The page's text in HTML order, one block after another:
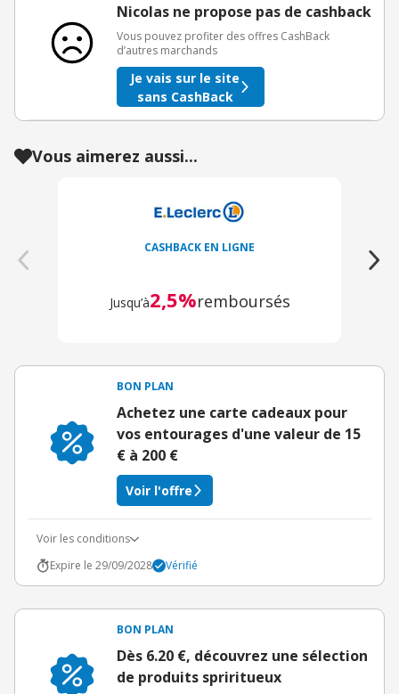
Nicolas ne propose pas de cashback
Vous pouvez profiter des offres CashBack
d’autres marchands
Je vais sur le site
sans CashBack
Vous aimerez aussi...
CASHBACK EN LIGNE
Jusqu’à2,5%remboursés
BON PLAN
Achetez une carte cadeaux pour
vos entourages d'une valeur de 15
€ à 200 €
Voir l'offre
Voir les conditions
Expire le 29/09/2028
Vérifié
BON PLAN
Dès 6.20 €, découvrez une sélection
de produits spriritueux